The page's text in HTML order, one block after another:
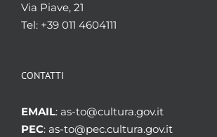
Via Piave, 21
Tel: +39 011 4604111
CONTATTI
EMAIL: as-to@cultura.gov.it
PEC: as-to@pec.cultura.gov.it